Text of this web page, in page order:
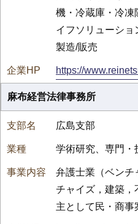
機・冷蔵庫・冷凍
イフソリューショ
製造/販売
https://
麻布経営法律事務所
広島支部
学術研究、専門・
弁護士業（ベンチ
チャイズ，建築，
主として民・商事